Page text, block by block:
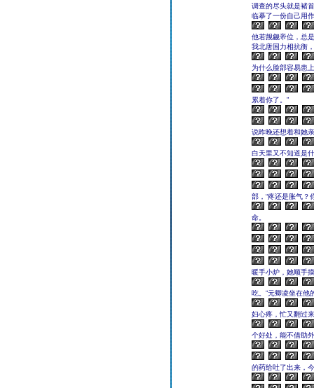
调查的尽头就是褚
临摹了一份自己用
他若觊觎帝位，总
我北唐国力相抗衡
为什么脸部容易患
累着你了。”
说昨晚还想着和她
白天里又不知道是
部，“疼还是胀气？
命。
暖手小炉，她顺手
吃。”元卿凌坐在他
妇心疼，忙又翻过
个好处，能不借助
的药给吐了出来，